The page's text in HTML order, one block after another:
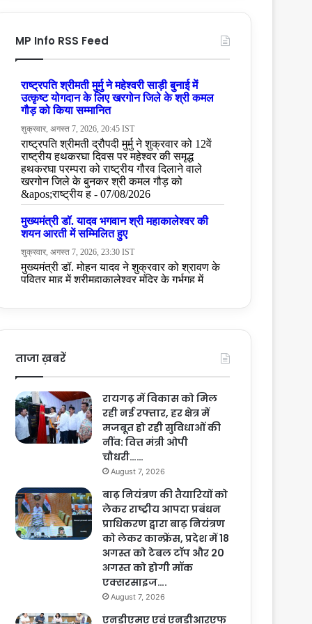
MP Info RSS Feed
ताजा ख़बरें
रायगढ़ में विकास को मिल
रही नई रफ्तार, हर क्षेत्र में
मजबूत हो रही सुविधाओं की
नींव: वित्त मंत्री ओपी
चौधरी……
August 7, 2026
बाढ़ नियंत्रण की तैयारियों को
लेकर राष्ट्रीय आपदा प्रबंधन
प्राधिकरण द्वारा बाढ़ नियंत्रण
को लेकर कान्फ्रेंस, प्रदेश में 18
अगस्त को टेबल टॉप और 20
अगस्त को होगी मॉक
एक्सरसाइज….
August 7, 2026
एनडीएमए एवं एनडीआरएफ